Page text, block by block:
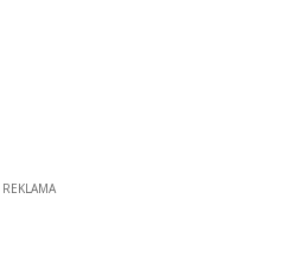
REKLAMA